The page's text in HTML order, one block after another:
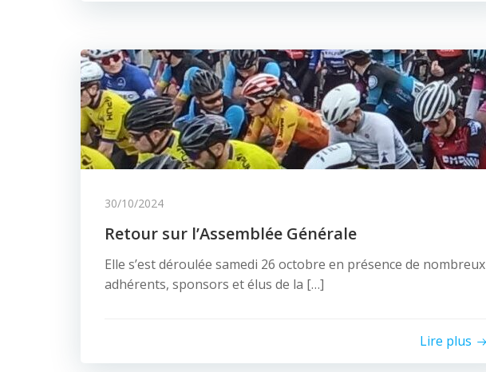
30/10/2024
Retour sur l’Assemblée Générale
Elle s’est déroulée samedi 26 octobre en présence de nombreux
adhérents, sponsors et élus de la […]
Lire plus